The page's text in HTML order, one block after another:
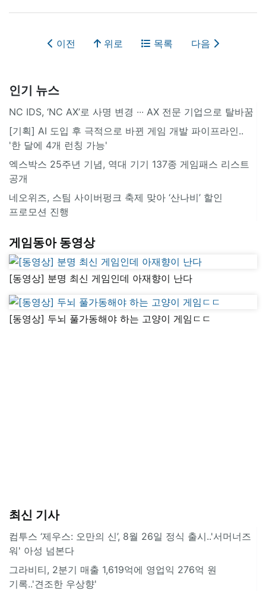
이전 위로 목록 다음
인기 뉴스
NC IDS, ‘NC AX’로 사명 변경 ∙∙∙ AX 전문 기업으로 탈바꿈
[기획] AI 도입 후 극적으로 바뀐 게임 개발 파이프라인..
'한 달에 4개 런칭 가능'
엑스박스 25주년 기념, 역대 기기 137종 게임패스 리스트
공개
네오위즈, 스팀 사이버펑크 축제 맞아 ‘산나비’ 할인
프로모션 진행
게임동아 동영상
[동영상] 분명 최신 게임인데 아재향이 난다
[동영상] 두뇌 풀가동해야 하는 고양이 게임ㄷㄷ
최신 기사
컴투스 ‘제우스: 오만의 신’, 8월 26일 정식 출시..'서머너즈
워' 아성 넘본다
그라비티, 2분기 매출 1,619억에 영업익 276억 원
기록..'견조한 우상향'